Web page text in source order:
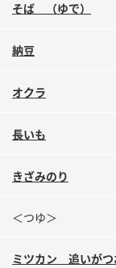
人気商品 ＋ おす
業務用サイト ミ
そば （ゆで）
納豆
オクラ
長いも
きざみのり
＜つゆ＞
ミツカン 追いがつ